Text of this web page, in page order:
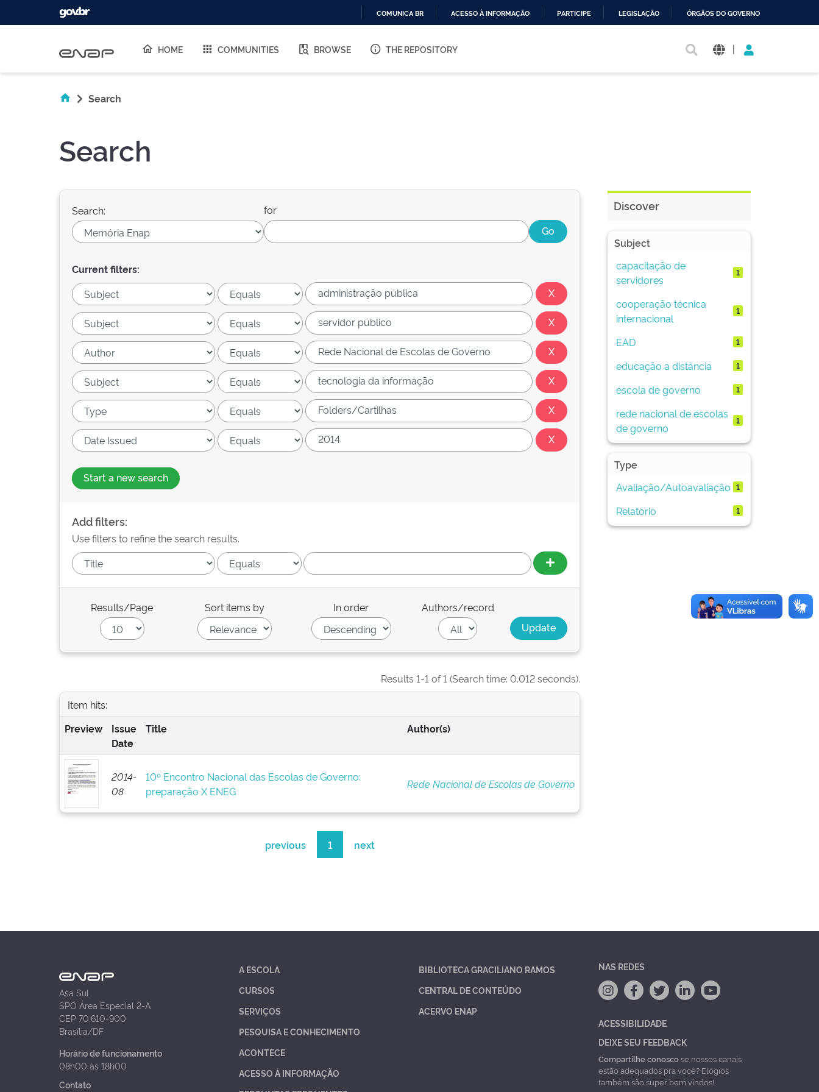
O
COMUNICA BR ACESSO À INFORMAÇÃO PARTICIPE LEGISLAÇÃO ÓRGÃOS DO GOVERNO
HOME COMMUNITIES BROWSE THE REPOSITORY |
Search
Search
Search: for
Current filters:
Start a new search
Add filters:
Use filters to refine the search results.
Results/Page Sort items by In order Authors/record
Results 1-1 of 1 (Search time: 0.012 seconds).
Item hits:
Preview
Issue
Date
Title Author(s)
2014-
08
10º Encontro Nacional das Escolas de Governo:
preparação X ENEG
Rede Nacional de Escolas de Governo
previous 1 next
Discover
Subject
capacitação de
servidores
1
cooperação técnica
internacional
1
EAD 1
educação a distância 1
escola de governo 1
rede nacional de escolas
de governo
1
Type
Avaliação/Autoavaliação 1
Relatório 1
Asa Sul
SPO Área Especial 2-A
CEP 70.610-900
Brasília/DF
Horário de funcionamento
08h00 às 18h00
Contato
A ESCOLA
CURSOS
SERVIÇOS
PESQUISA E CONHECIMENTO
ACONTECE
ACESSO À INFORMAÇÃO
BIBLIOTECA GRACILIANO RAMOS
CENTRAL DE CONTEÚDO
ACERVO ENAP
NAS REDES
ACESSIBILIDADE
DEIXE SEU FEEDBACK
Compartilhe conoscose nossos canais
estão adequados pra você? Elogios
também são super bem vindos!